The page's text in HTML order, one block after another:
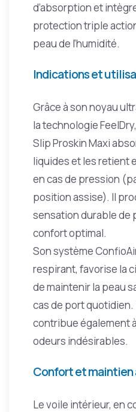
d’absorption et
protection triple
peau de l’humidité.
Indications et
Grâce à son noyau
la technologie
Slip Proskin Maxi
liquides et les retient
en cas de pression
position assise). Il
sensation durable de
confort optimal.
Son système
respirant, favorise la
de maintenir la peau
cas de port
contribue également
odeurs indésirables.
Confort et
Le voile intérieur, en